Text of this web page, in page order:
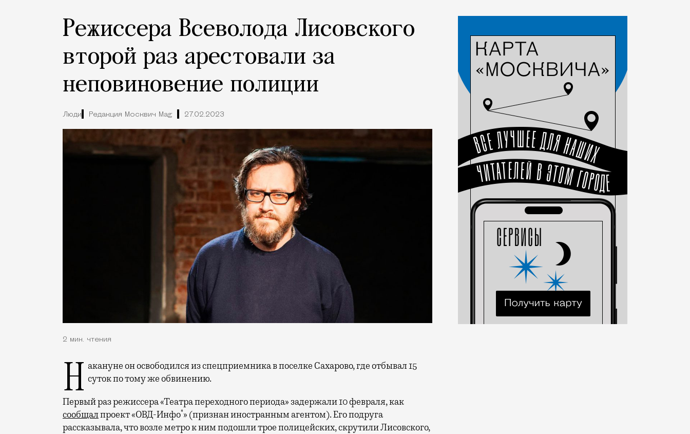
Режиссера Всеволода Лисовского
второй раз арестовали за
неповиновение полиции
Люди Редакция Москвич Mag 27.02.2023
2 мин. чтения
Накануне он освободился из спецприемника в поселке Сахарово, где отбывал 15 суток по тому же обвинению.
Первый раз режиссера «Театра переходного периода» задержали 10 февраля, как
сообщалпроект «ОВД-Инфо*» (признан иностранным агентом). Его подруга
рассказывала, что возле метро к ним подошли трое полицейских, скрутили Лисовского,